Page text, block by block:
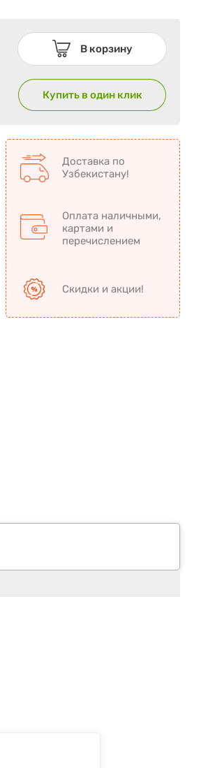
В корзину
Купить в один клик
Доставка по
Узбекистану!
Оплата наличными,
картами и
перечислением
Скидки и акции!